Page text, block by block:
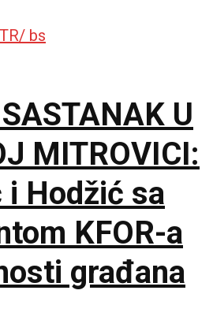
U
MITROVICI:
i Hodžić sa
KFOR-a
građana